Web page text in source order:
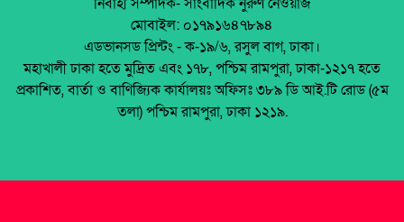
লাইসেন্সে একক নিয়ন্ত্রণ, বোনাসে স্থবিরতা–শ্রম
পরিদর্শনের প্রশ্নে অপরিবর্তিত বাস্তবতা
বিক্ষোভ
মালয়েশিয়ায় ইমিগ্রেশনের অভিযানে বাংলাদেশিসহ
২৪ অবৈধ অভিবাসী আটক
থাইল্যান্ডে রিসোর্ট থেকে ২১ বাংলাদেশি উদ্ধার
মোবাইল: ০১৭৯১৬৪৭৮৯৪
এডভানসড প্রিন্টং - ক-১৯/৬, রসুল বাগ, ঢাকা।
মহাখালী ঢাকা হতে মুদ্রিত এবং ১৭৮, পশ্চিম রামপুরা, ঢাকা-১২১৭ হতে
প্রকাশিত, বার্তা ও বাণিজ্যিক কার্যালয়ঃ অফিসঃ ৩৮৯ ডি আই.টি রোড (৫ম
তলা) পশ্চিম রামপুরা, ঢাকা ১২১৯.